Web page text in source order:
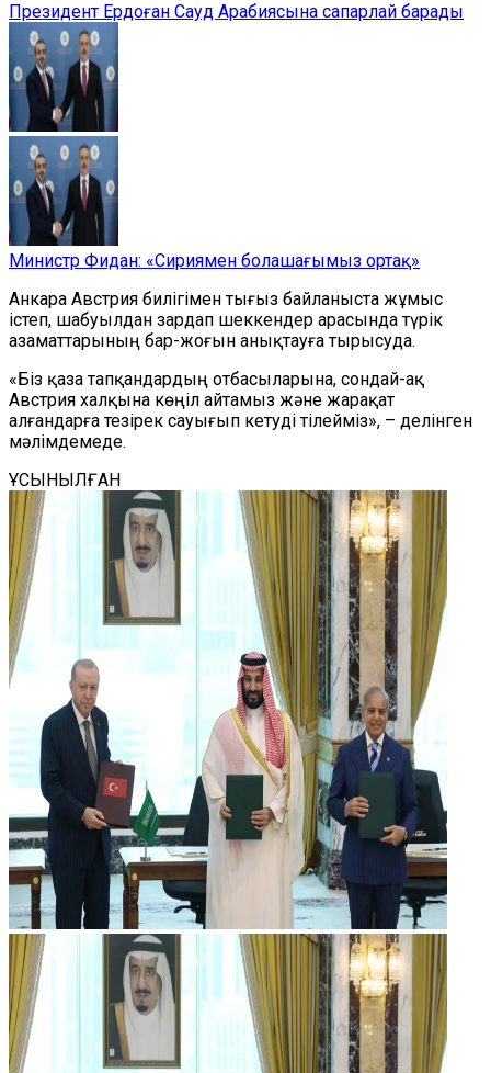
Президент Ердоған Сауд Арабиясына сапарлай барады
Министр Фидан: «Сириямен болашағымыз ортақ»
Анкара Австрия билігімен тығыз байланыста жұмыс
істеп, шабуылдан зардап шеккендер арасында түрік
азаматтарының бар-жоғын анықтауға тырысуда.
«Біз қаза тапқандардың отбасыларына, сондай-ақ
Австрия халқына көңіл айтамыз және жарақат
алғандарға тезірек сауығып кетуді тілейміз», – делінген
мәлімдемеде.
ҰСЫНЫЛҒАН